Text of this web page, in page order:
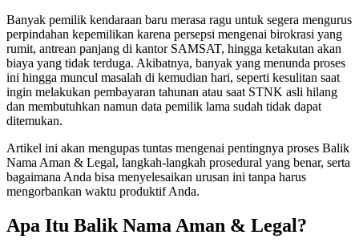
Banyak pemilik kendaraan baru merasa ragu untuk segera mengurus
perpindahan kepemilikan karena persepsi mengenai birokrasi yang
rumit, antrean panjang di kantor SAMSAT, hingga ketakutan akan
biaya yang tidak terduga. Akibatnya, banyak yang menunda proses
ini hingga muncul masalah di kemudian hari, seperti kesulitan saat
ingin melakukan pembayaran tahunan atau saat STNK asli hilang
dan membutuhkan namun data pemilik lama sudah tidak dapat
ditemukan.
Artikel ini akan mengupas tuntas mengenai pentingnya proses Balik
Nama Aman & Legal, langkah-langkah prosedural yang benar, serta
bagaimana Anda bisa menyelesaikan urusan ini tanpa harus
mengorbankan waktu produktif Anda.
Apa Itu Balik Nama Aman & Legal?